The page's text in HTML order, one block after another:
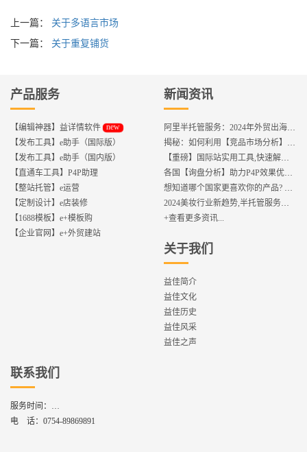
上一篇： 关于多语言市场
下一篇： 关于重复铺货
产品服务
【编辑神器】益详情软件 new
【发布工具】e助手（国际版）
【发布工具】e助手（国内版）
【直通车工具】P4P助理
【整站托管】e运营
【定制设计】e店装修
【1688模板】e+模板购
【企业官网】e+外贸建站
新闻资讯
阿里半托管服务：2024年外贸出海热潮的主旋律
揭秘：如何利用【竞品市场分析】优化店铺流量？
【重磅】国际站实用工具,快速解决运营中的5大琐事，一键提升运营效率!
各国【询盘分析】助力P4P效果优化,提升ROI!
想知道哪个国家更喜欢你的产品? 来这找到答案!
2024美妆行业新趋势,半托管服务抢占流量红利
+查看更多资讯...
关于我们
益佳简介
益佳文化
益佳历史
益佳风采
益佳之声
联系我们
服务时间：
周一到周六,8：30 - 17：30
电 话： 0754-89869891